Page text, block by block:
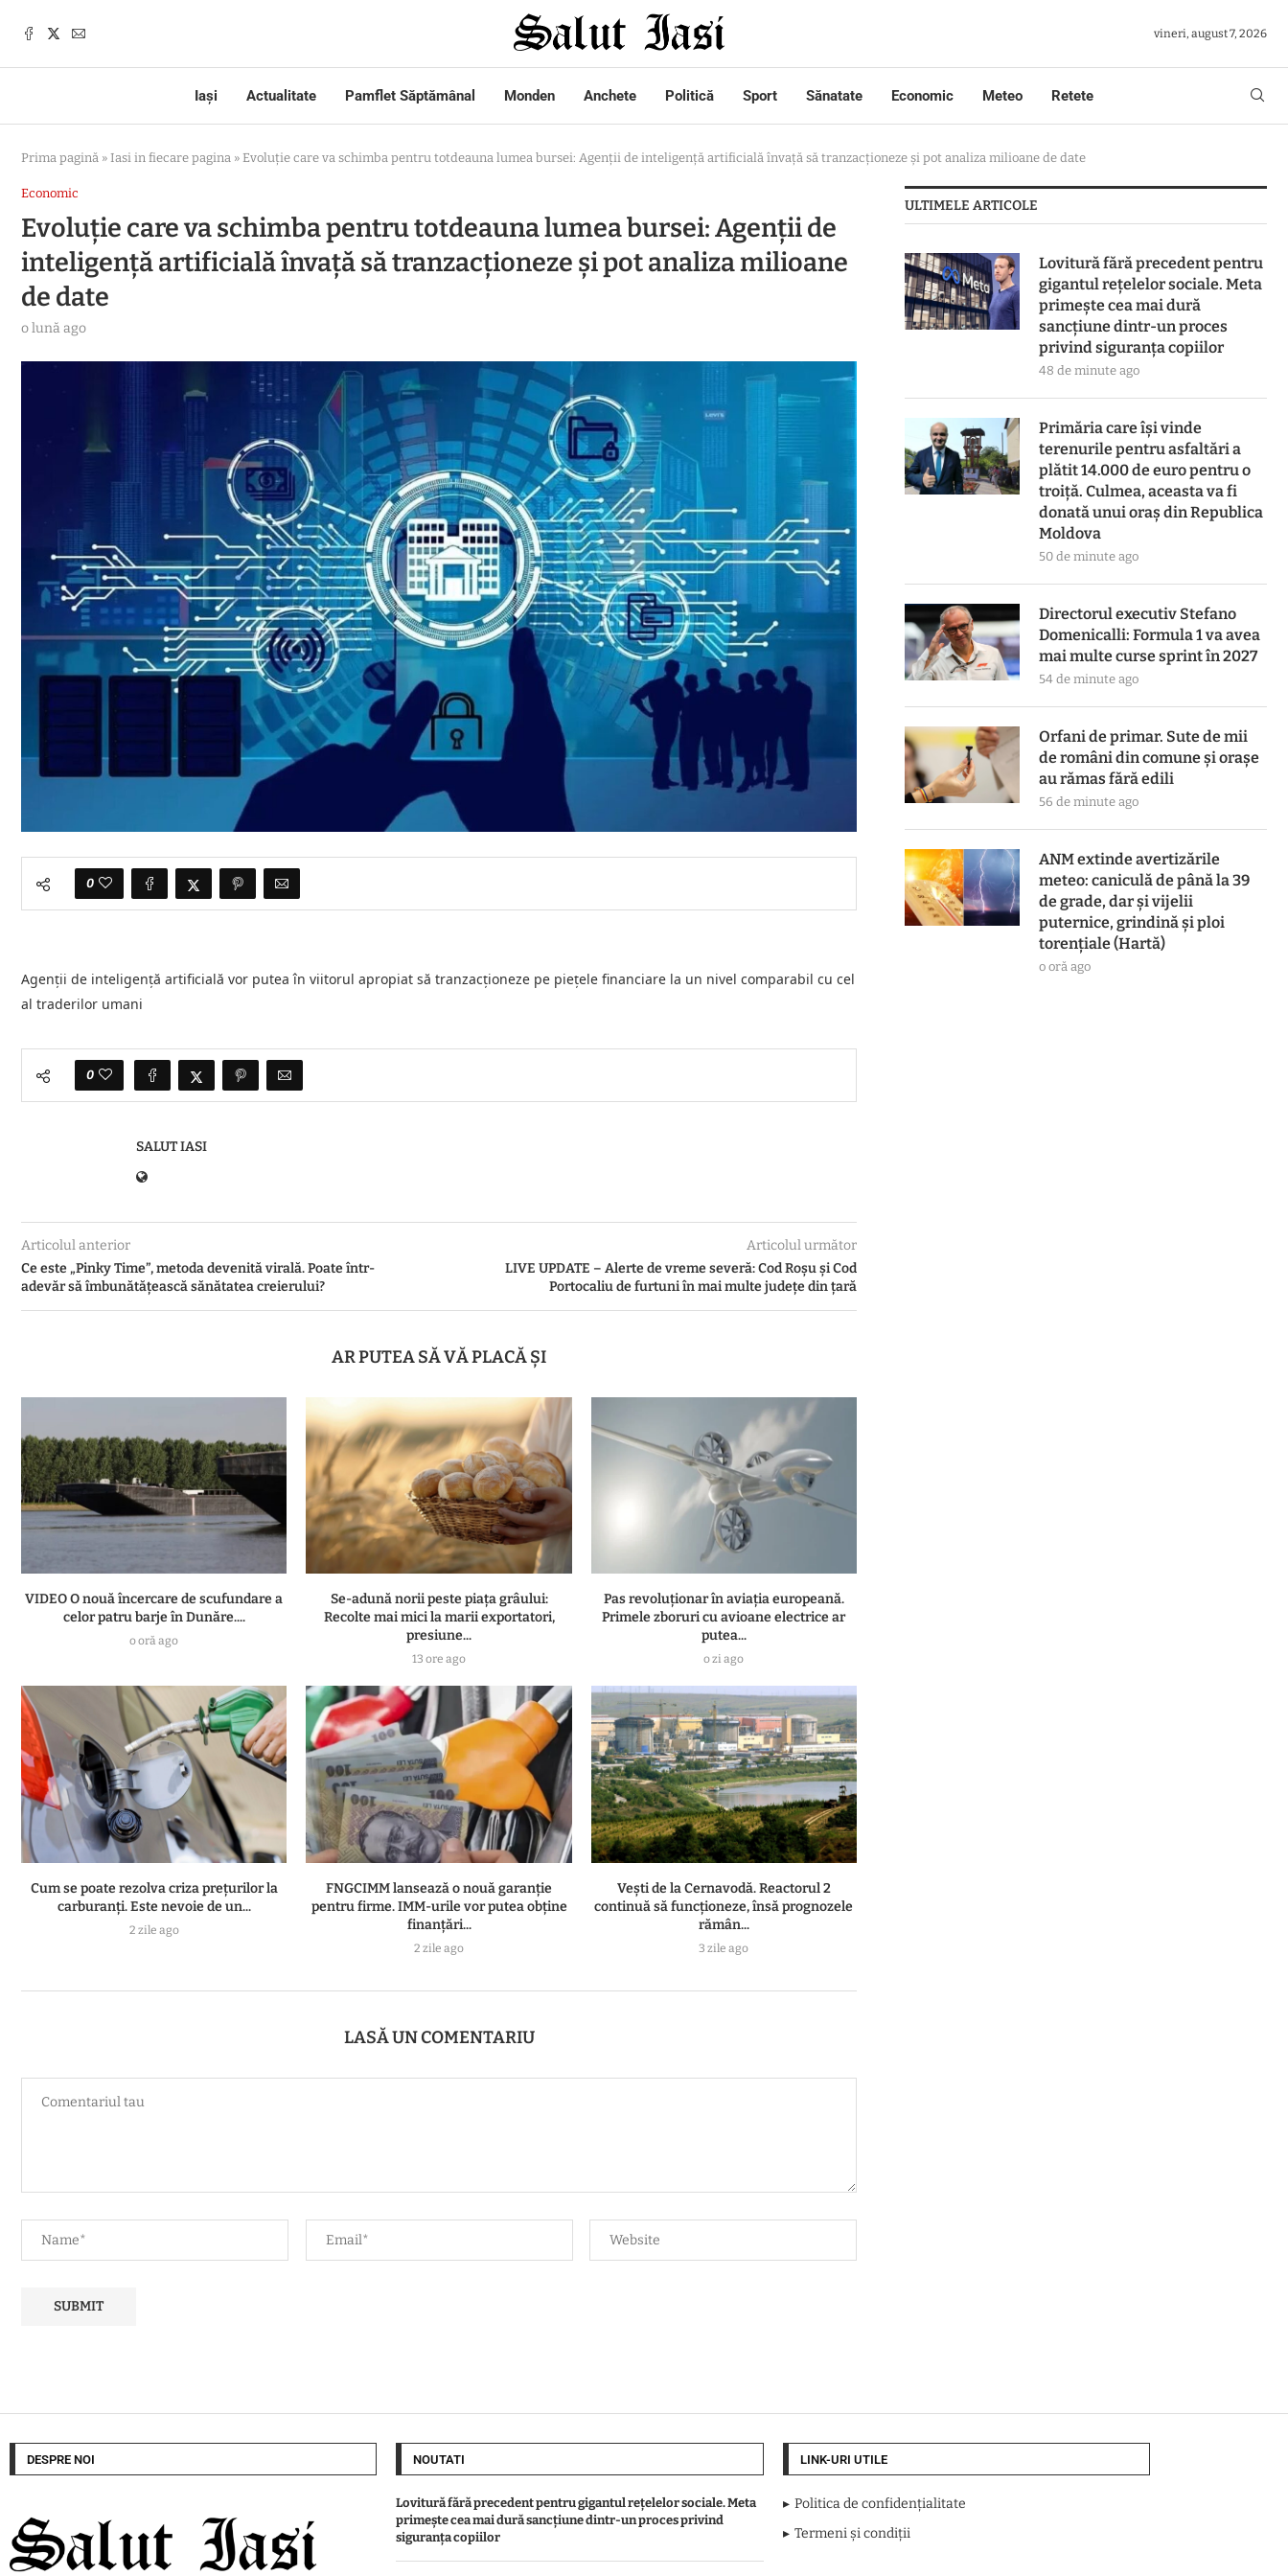
vineri, august 7, 2026
Iași Actualitate Pamflet Săptămânal Monden Anchete Politică Sport Sănatate Economic Meteo Retete
Prima pagină » Iasi in fiecare pagina » Evoluție care va schimba pentru totdeauna lumea bursei: Agenții de inteligență artificială învață să tranzacționeze și pot analiza milioane de date
Economic
Evoluție care va schimba pentru totdeauna lumea bursei: Agenții de
inteligență artificială învață să tranzacționeze și pot analiza milioane
de date
o lună ago
0
Agenţii de inteligenţă artificială vor putea în viitorul apropiat să tranzacţioneze pe pieţele financiare la un nivel comparabil cu cel
al traderilor umani
0
SALUT IASI
Articolul anterior
Ce este „Pinky Time”, metoda devenită virală. Poate într-
adevăr să îmbunătățească sănătatea creierului?
Articolul următor
LIVE UPDATE – Alerte de vreme severă: Cod Roșu și Cod
Portocaliu de furtuni în mai multe județe din țară
AR PUTEA SĂ VĂ PLACĂ ȘI
VIDEO O nouă încercare de scufundare a
celor patru barje în Dunăre....
o oră ago
Se-adună norii peste piața grâului:
Recolte mai mici la marii exportatori,
presiune...
13 ore ago
Pas revoluționar în aviația europeană.
Primele zboruri cu avioane electrice ar
putea...
o zi ago
Cum se poate rezolva criza prețurilor la
carburanți. Este nevoie de un...
2 zile ago
FNGCIMM lansează o nouă garanție
pentru firme. IMM-urile vor putea obține
finanțări...
2 zile ago
Vești de la Cernavodă. Reactorul 2
continuă să funcționeze, însă prognozele
rămân...
3 zile ago
LASĂ UN COMENTARIU
ULTIMELE ARTICOLE
Lovitură fără precedent pentru
gigantul rețelelor sociale. Meta
primește cea mai dură
sancțiune dintr-un proces
privind siguranța copiilor
48 de minute ago
Primăria care își vinde
terenurile pentru asfaltări a
plătit 14.000 de euro pentru o
troiță. Culmea, aceasta va fi
donată unui oraș din Republica
Moldova
50 de minute ago
Directorul executiv Stefano
Domenicalli: Formula 1 va avea
mai multe curse sprint în 2027
54 de minute ago
Orfani de primar. Sute de mii
de români din comune și orașe
au rămas fără edili
56 de minute ago
ANM extinde avertizările
meteo: caniculă de până la 39
de grade, dar și vijelii
puternice, grindină și ploi
torențiale (Hartă)
o oră ago
DESPRE NOI NOUTATI
Lovitură fără precedent pentru gigantul rețelelor sociale. Meta
primește cea mai dură sancțiune dintr-un proces privind
siguranța copiilor
LINK-URI UTILE
Politica de confidențialitate
Termeni și condiții